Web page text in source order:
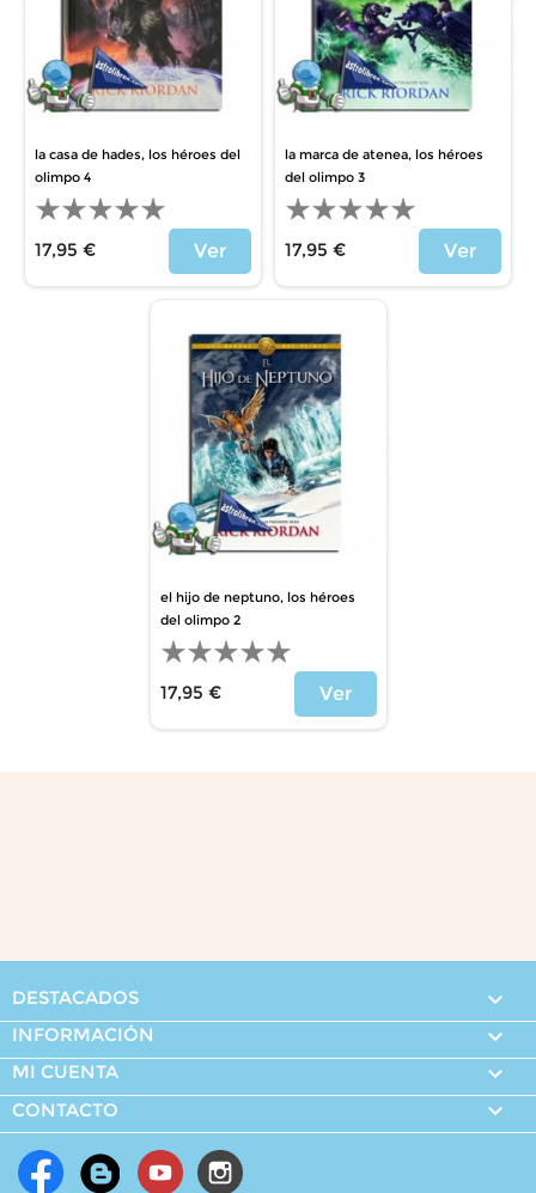
la casa de hades, los héroes del
olimpo 4
17,95 €
Ver
la marca de atenea, los héroes
del olimpo 3
17,95 €
Ver
el hijo de neptuno, los héroes
del olimpo 2
17,95 €
Ver
DESTACADOS 
INFORMACIÓN 
MI CUENTA 
CONTACTO 